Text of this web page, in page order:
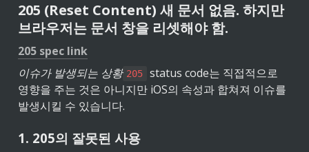
205 (Reset Content) 새 문서 없음. 하지만
브라우저는 문서 창을 리셋해야 함.
205 spec link
이슈가 발생되는 상황 205
status code는 직접적으로
영향을 주는 것은 아니지만 iOS의 속성과 합쳐져 이슈를
발생시킬 수 있습니다.
1. 205의 잘못된 사용